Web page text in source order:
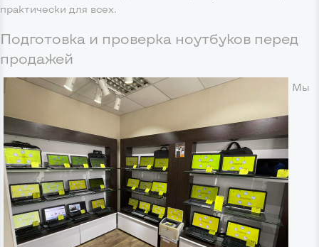
практически для всех.
Подготовка и проверка ноутбуков перед
продажей
Мы